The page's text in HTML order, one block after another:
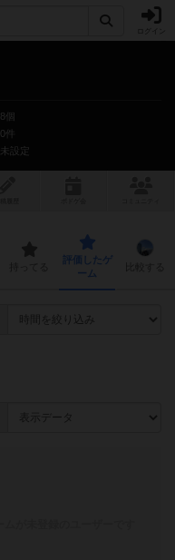
8個
0件
未設定
評価したゲ
ーム